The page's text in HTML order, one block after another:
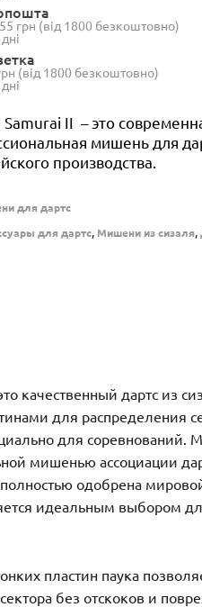
Samurai II – это
мишень для
производства.
грн (від 1800 безкоштовно)
(від 1800 безкоштовно)
для дартс
для дартс, Мишени из сизаля,
качественный дартс из
для распределения
для соревнований.
мишенью ассоциации
одобрена
идеальным выбором
пластин паука
без отскоков и